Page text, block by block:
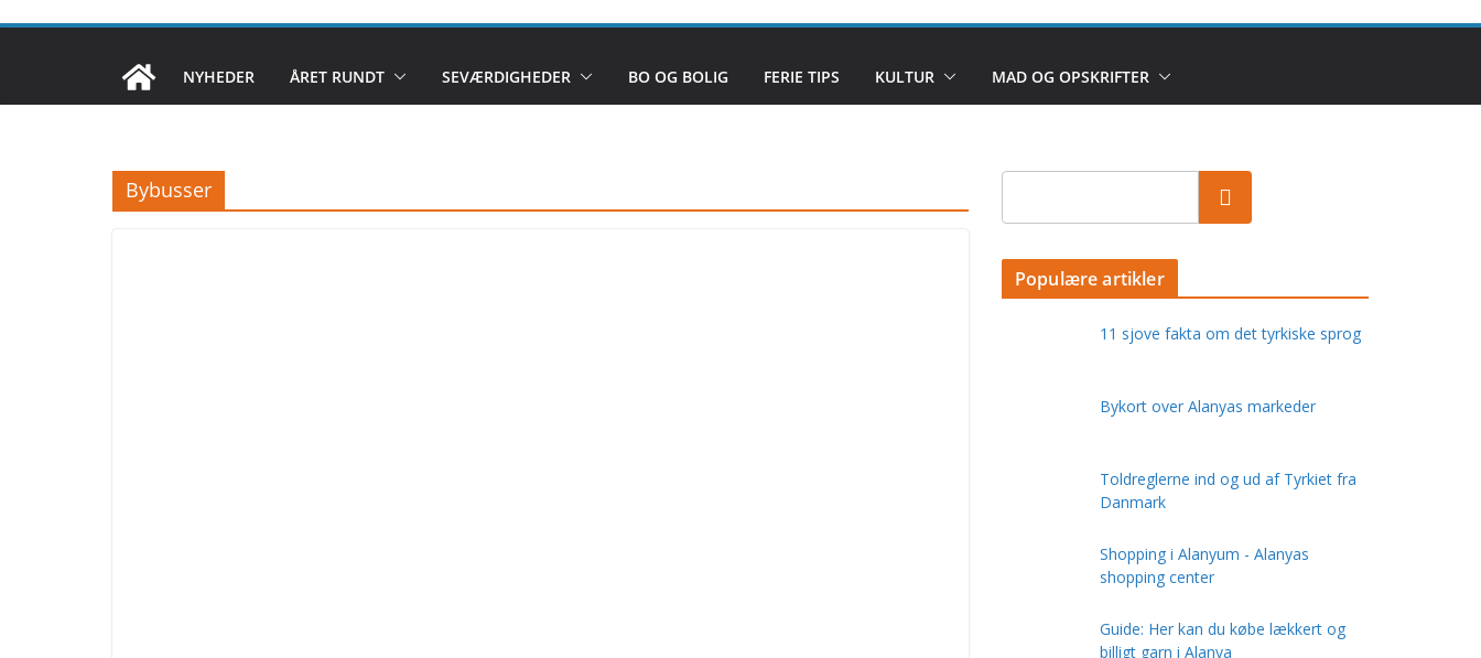
NYHEDER ÅRET RUNDT SEVÆRDIGHEDER BO OG BOLIG FERIE TIPS KULTUR MAD OG OPSKRIFTER
Bybusser
Populære artikler
11 sjove fakta om det tyrkiske sprog
Bykort over Alanyas markeder
Toldreglerne ind og ud af Tyrkiet fra
Danmark
Shopping i Alanyum - Alanyas
shopping center
Guide: Her kan du købe lækkert og
billigt garn i Alanya